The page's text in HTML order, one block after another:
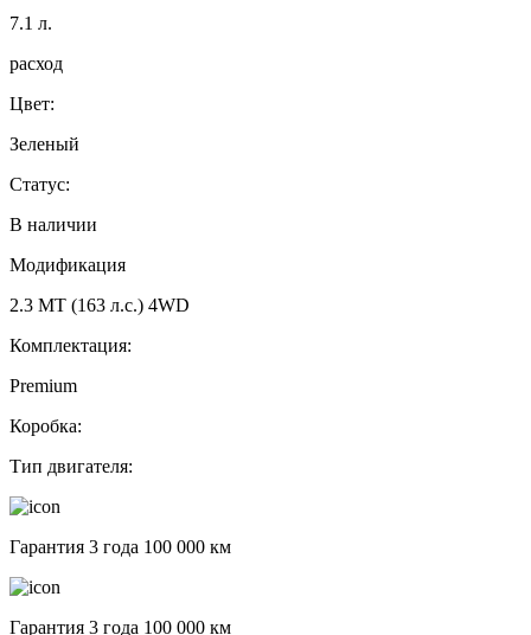
7.1 л.
расход
Цвет:
Зеленый
Статус:
В наличии
Модификация
2.3 MT (163 л.с.) 4WD
Комплектация:
Premium
Коробка:
Тип двигателя:
Гарантия 3 года 100 000 км
Гарантия 3 года 100 000 км